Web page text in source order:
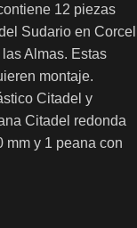
12 piezas
Sudario en Corcel
Almas. Estas
montaje.
Citadel y
Citadel redonda
mm y 1 peana con